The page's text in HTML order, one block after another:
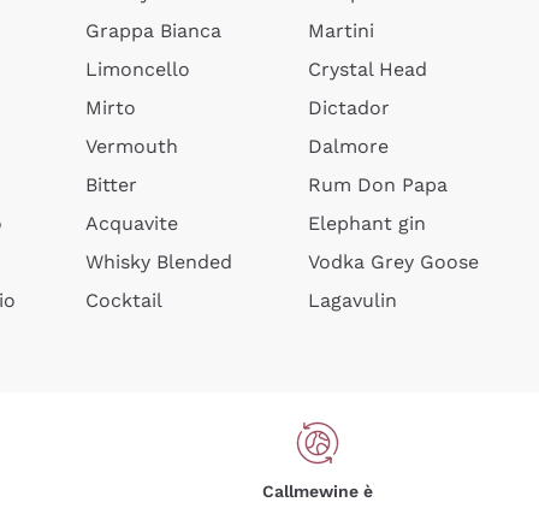
Grappa Bianca
Limoncello
Mirto
Vermouth
Bitter
Acquavite
Whisky Blended
Cocktail
Martini
Crystal Head
Dictador
Dalmore
Rum Don Papa
Elephant gin
Vodka Grey Goose
Lagavulin
Callmewine è